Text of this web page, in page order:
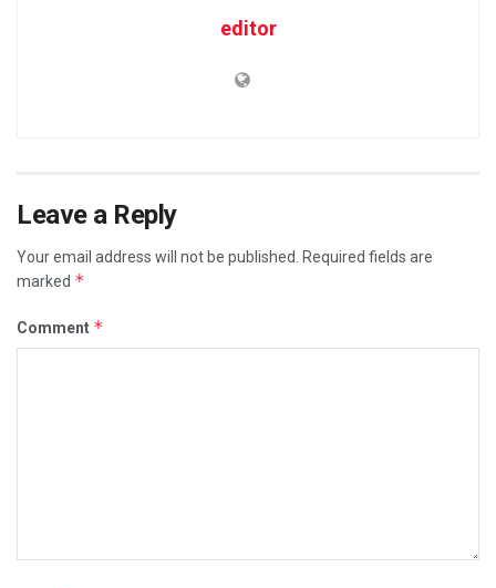
editor
Leave a Reply
Your email address will not be published.
Required fields are
marked *
Comment *